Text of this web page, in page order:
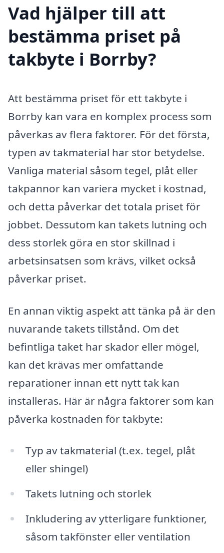
Vad hjälper till att
bestämma priset på
takbyte i Borrby?
Att bestämma priset för ett takbyte i
Borrby kan vara en komplex process som
påverkas av flera faktorer. För det första,
typen av takmaterial har stor betydelse.
Vanliga material såsom tegel, plåt eller
takpannor kan variera mycket i kostnad,
och detta påverkar det totala priset för
jobbet. Dessutom kan takets lutning och
dess storlek göra en stor skillnad i
arbetsinsatsen som krävs, vilket också
påverkar priset.
En annan viktig aspekt att tänka på är den
nuvarande takets tillstånd. Om det
befintliga taket har skador eller mögel,
kan det krävas mer omfattande
reparationer innan ett nytt tak kan
installeras. Här är några faktorer som kan
påverka kostnaden för takbyte:
Typ av takmaterial (t.ex. tegel, plåt
eller shingel)
Takets lutning och storlek
Inkludering av ytterligare funktioner,
såsom takfönster eller ventilation